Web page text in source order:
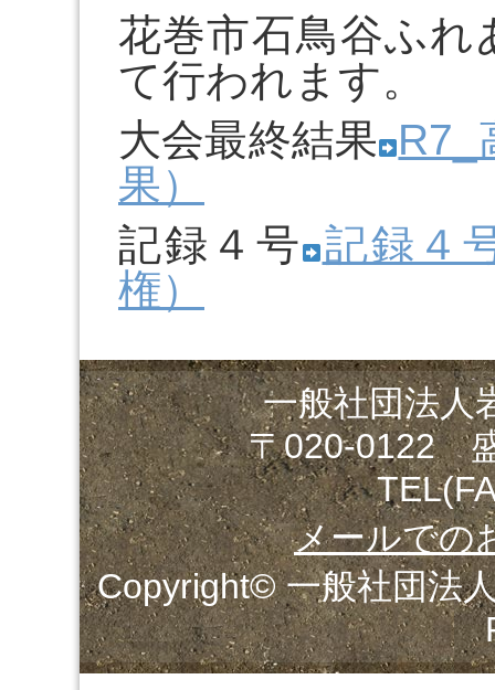
花巻市石鳥谷ふれ
て行われます。
大会最終結果 R7_
果）
記録４号 記録４
権）
一般社団法人
〒020-0122
メールでの
Copyright© 一般社団法